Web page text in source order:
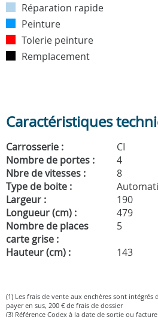
Réparation rapide
Peinture
Tolerie peinture
Remplacement
Caractéristiques
Carrosserie :
CI
Nombre de portes :
4
Nbre de vitesses :
8
Type de boite :
Largeur :
190
Longueur (cm) :
479
Nombre de places
carte grise :
5
Hauteur (cm) :
143
(1) Les frais de vente aux enchères sont intégrés
payer en sus, 200 € de frais de dossier
(3) Référence Codex à la date de sortie ou